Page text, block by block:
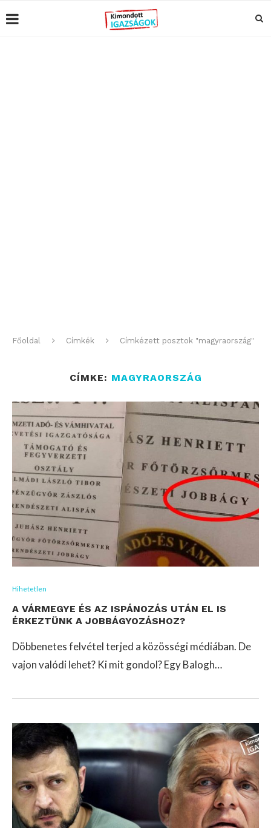
Főoldal Címkék Címkézett posztok "magyraország"
CÍMKE: MAGYRAORSZÁG
Hihetetlen
A VÁRMEGYE ÉS AZ ISPÁNOZÁS UTÁN EL IS
ÉRKEZTÜNK A JOBBÁGYOZÁSHOZ?
Döbbenetes felvétel terjed a közösségi médiában. De
vajon valódi lehet? Ki mit gondol? Egy Balogh…